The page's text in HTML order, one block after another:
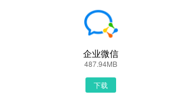
选择进入其中一个BeeLabAPP下载的网页，我
接着网页提示有下载内容，这时我们不用更改
回到手机桌面就可以看到已经安装好的最新
企业微信
487.94MB
下载